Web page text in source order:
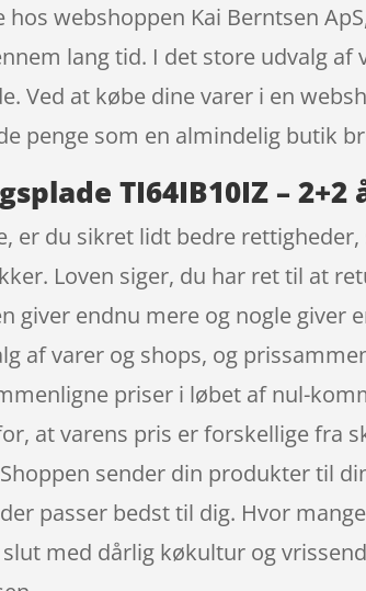
hos webshoppen Kai Berntsen
lang tid. I det store udvalg
Ved at købe dine varer i en
penge som en almindelig butik
TI64IB10IZ –
er du sikret lidt bedre
Loven siger, du har ret til at
giver endnu mere og nogle
af varer og shops, og
priser i løbet af nul-
at varens pris er forskellige fra
sender din produkter til
passer bedst til dig. Hvor
med dårlig køkultur og